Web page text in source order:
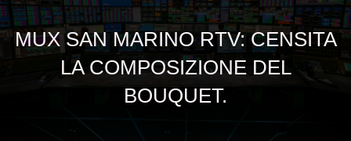
MUX SAN MARINO RTV: CENSITA
LA COMPOSIZIONE DEL
BOUQUET.